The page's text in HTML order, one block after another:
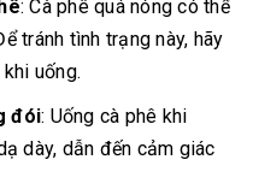
: Cà phê quá nóng có thể
tránh tình trạng này, hãy
uống.
đói: Uống cà phê khi
dày, dẫn đến cảm giác